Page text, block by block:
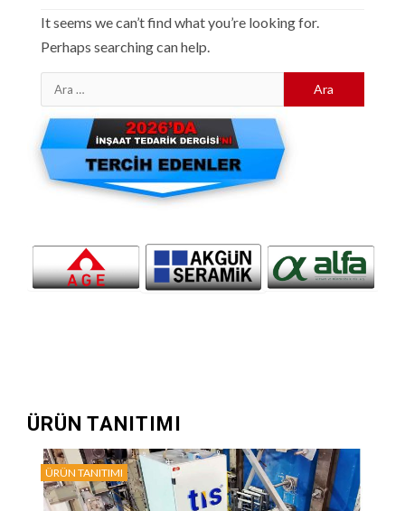
It seems we can’t find what you’re looking for.
Perhaps searching can help.
Arama:
ÜRÜN TANITIMI
ÜRÜN TANITIMI